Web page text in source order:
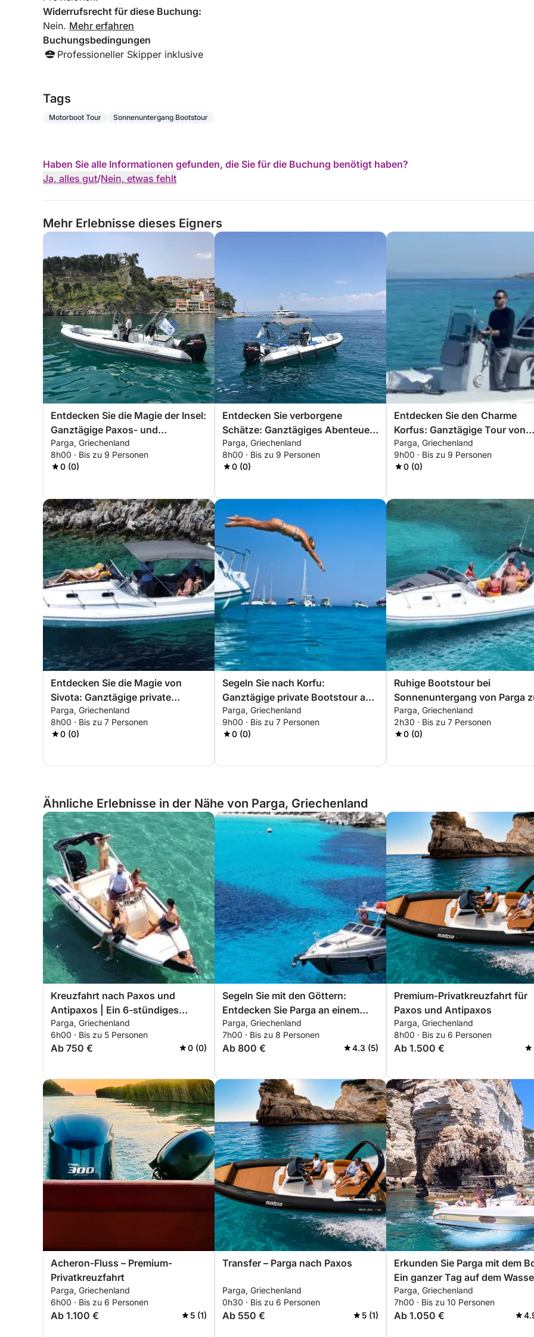
Widerrufsrecht für diese Buchung:
Nein. Mehr erfahren
Buchungsbedingungen
Professioneller Skipper inklusive
Tags
Motorboot Tour Sonnenuntergang Bootstour
Haben Sie alle Informationen gefunden, die Sie für die Buchung benötigt haben?
Ja, alles gut/Nein, etwas fehlt
Mehr Erlebnisse dieses Eigners
Entdecken Sie die Magie der Insel:
Ganztägige Paxos- und
Antipaxos-Kreuzfahrt ab Parga
Parga, Griechenland
8h00 · Bis zu 9 Personen
0 (0)
Entdecken Sie verborgene
Schätze: Ganztägiges Abenteuer
auf der Insel Sivota ab Parga!
Parga, Griechenland
8h00 · Bis zu 9 Personen
0 (0)
Entdecken Sie den Charme
Korfus: Ganztägige Tour von
Parga zur Insel Korfu!
Parga, Griechenland
9h00 · Bis zu 9 Personen
0 (0)
Entdecken Sie die Magie von
Sivota: Ganztägige private
Bootstour ab Parga
Parga, Griechenland
8h00 · Bis zu 7 Personen
0 (0)
Segeln Sie nach Korfu:
Ganztägige private Bootstour ab
Parga
Parga, Griechenland
9h00 · Bis zu 7 Personen
0 (0)
Ruhige Bootstour bei
Sonnenuntergang von Parga
Mündung des Flusses
Parga, Griechenland
2h30 · Bis zu 7 Personen
0 (0)
Ähnliche Erlebnisse in der Nähe von Parga, Griechenland
Kreuzfahrt nach Paxos und
Antipaxos | Ein 6-stündiges
Ägäis-Abenteuer
Parga, Griechenland
6h00 · Bis zu 5 Personen
Ab 750 € 0 (0)
Segeln Sie mit den Göttern:
Entdecken Sie Parga an einem
Tag mit dem Motorboot
Parga, Griechenland
7h00 · Bis zu 8 Personen
Ab 800 € 4.3 (5)
Premium-Privatkreuzfahrt für
Paxos und Antipaxos
Parga, Griechenland
8h00 · Bis zu 6 Personen
Ab 1.500 €
Acheron-Fluss – Premium-
Privatkreuzfahrt
Parga, Griechenland
6h00 · Bis zu 6 Personen
Ab 1.100 € 5 (1)
Transfer – Parga nach Paxos
Parga, Griechenland
0h30 · Bis zu 6 Personen
Ab 550 € 5 (1)
Erkunden Sie Parga mit dem
Ein ganzer Tag auf dem
an Bord eines Motorboots
Parga, Griechenland
7h00 · Bis zu 10 Personen
Ab 1.050 €